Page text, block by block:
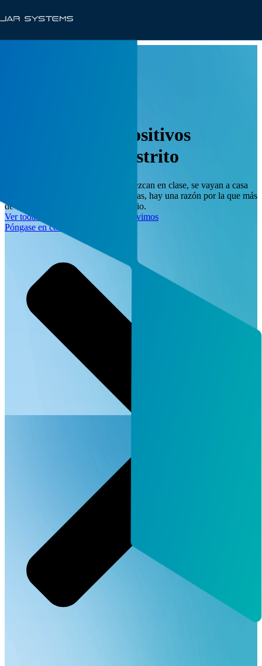
Elimine los dispositivos
muertos en su distrito
Ya sea que sus dispositivos permanezcan en clase, se vayan a casa
con los estudiantes o floten entre salas, hay una razón por la que más
de 1000 distritos han hecho el cambio.
Ver todas las industrias a las que servimos
Póngase en contacto